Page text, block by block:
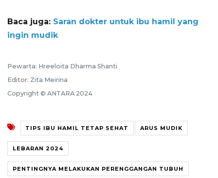
Baca juga: Saran dokter untuk ibu hamil yang
ingin mudik
Pewarta: Hreeloita Dharma Shanti
Editor: Zita Meirina
Copyright © ANTARA 2024
TIPS IBU HAMIL TETAP SEHAT ARUS MUDIK
LEBARAN 2024
PENTINGNYA MELAKUKAN PERENGGANGAN TUBUH